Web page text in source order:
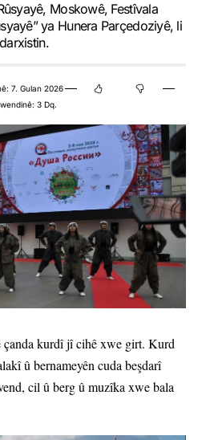
Moskowê, Festîvala
ya Hunera Parçedoziyê, li
7. Gulan 2026
3 Dq.
çanda kurdî jî cihê xwe girt. Kurd
û bernameyên cuda beşdarî
cil û berg û muzîka xwe bala